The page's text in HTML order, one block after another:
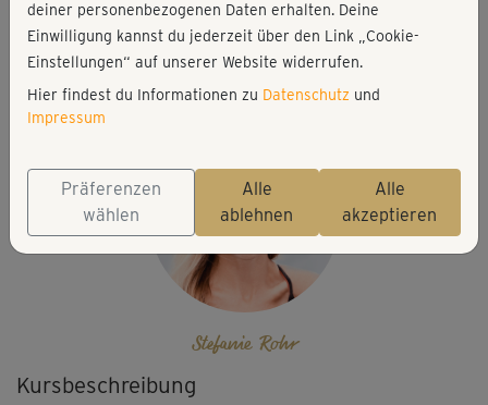
Kursbeschreibung
10 kcal
Stefanie Rohr
Matte
Stefanie Rohr
deiner personenbezogenen Daten erhalten. Deine
Einwilligung kannst du jederzeit über den Link „Cookie-
Einstellungen“ auf unserer Website widerrufen.
Hier findest du Informationen zu Datenschutz und
Impressum
Präferenzen
wählen
Alle
ablehnen
Alle
akzeptieren